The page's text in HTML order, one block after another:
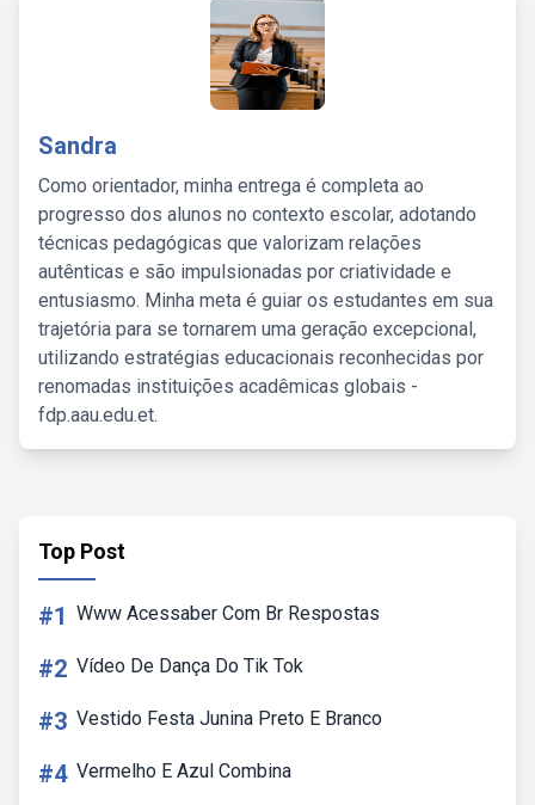
Sandra
Como orientador, minha entrega é completa ao
progresso dos alunos no contexto escolar, adotando
técnicas pedagógicas que valorizam relações
autênticas e são impulsionadas por criatividade e
entusiasmo. Minha meta é guiar os estudantes em sua
trajetória para se tornarem uma geração excepcional,
utilizando estratégias educacionais reconhecidas por
renomadas instituições acadêmicas globais -
fdp.aau.edu.et.
Top Post
#1 Www Acessaber Com Br Respostas
#2 Vídeo De Dança Do Tik Tok
#3 Vestido Festa Junina Preto E Branco
#4 Vermelho E Azul Combina